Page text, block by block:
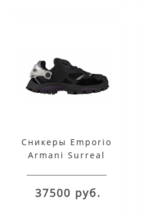
Сникеры Emporio
Armani Surreal
37500 руб.